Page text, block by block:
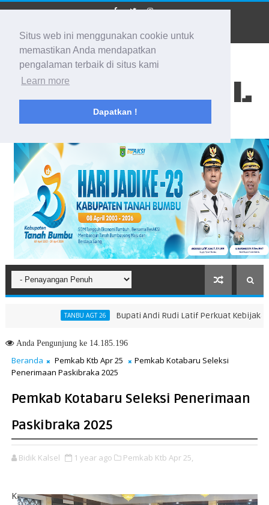
Situs web ini menggunakan cookie untuk
memastikan Anda mendapatkan
pengalaman terbaik di situs kami
Learn more
Dapatkan !
BIDIK KALSEL
Membidik Ke Segala Arah
TANBU AGT 26 Bupati Andi Rudi Latif Perkuat Kebijakan
Masa Depan yang Lebih Hijau dan Gemilang
AndaPengunjung ke 14.185.196
Beranda Pemkab Ktb Apr 25
Pemkab Kotabaru Seleksi
Penerimaan Paskibraka 2025
Pemkab Kotabaru Seleksi Penerimaan
Paskibraka 2025
Bidik Kalsel 1 year ago Pemkab Ktb Apr 25,
K